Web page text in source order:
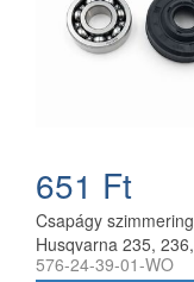
651 Ft
Csapágy
Husqvarna 235,
CS340, CS380
576-24-39-01-WO